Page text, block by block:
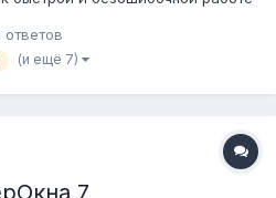
и обслуживании. Наша
по настройке и
ответов
(и ещё 7)
7